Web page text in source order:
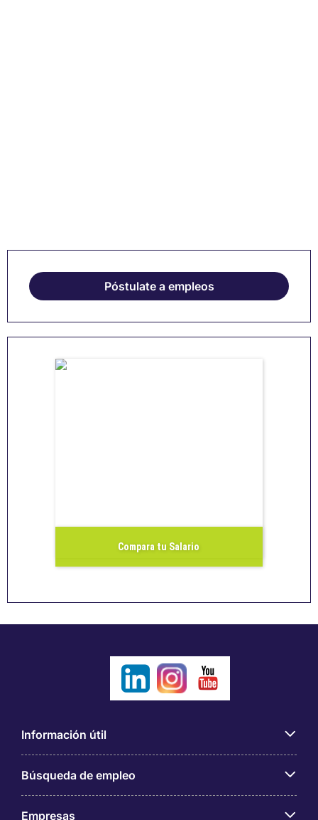
Póstulate a empleos
Compara tu Salario
Información útil
Búsqueda de empleo
Empresas